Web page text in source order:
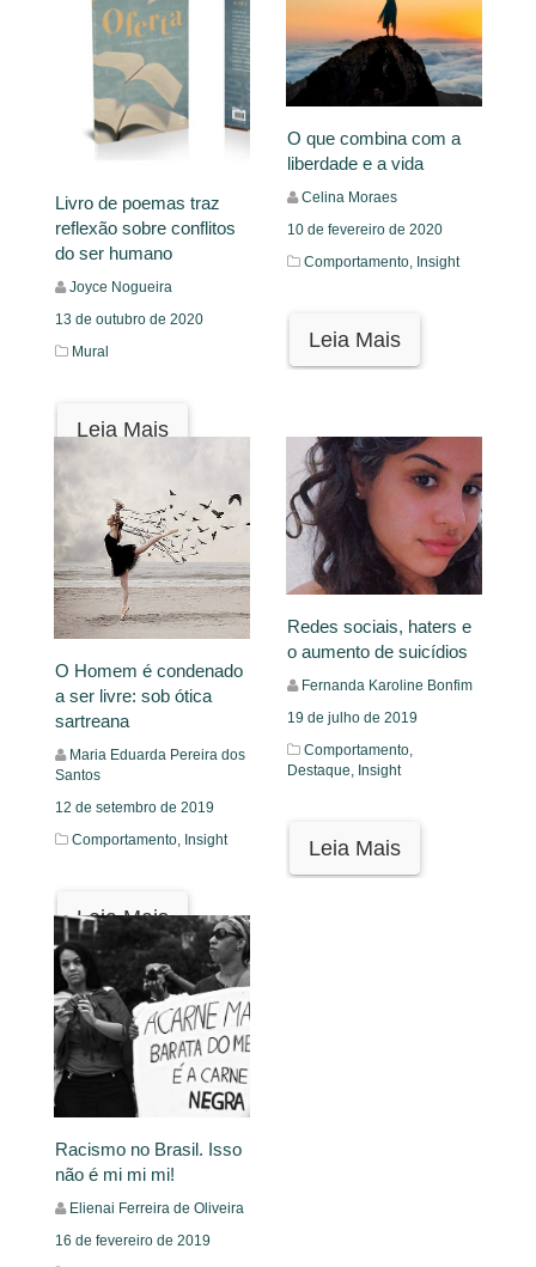
Livro de poemas traz
reflexão sobre conflitos
do ser humano
Joyce Nogueira
13 de outubro de 2020
Mural
Leia Mais
O que combina com a
liberdade e a vida
Celina Moraes
10 de fevereiro de 2020
Comportamento, Insight
Leia Mais
O Homem é condenado
a ser livre: sob ótica
sartreana
Maria Eduarda Pereira dos
Santos
12 de setembro de 2019
Comportamento, Insight
Leia Mais
Redes sociais, haters e
o aumento de suicídios
Fernanda Karoline Bonfim
19 de julho de 2019
Comportamento,
Destaque, Insight
Leia Mais
Racismo no Brasil. Isso
não é mi mi mi!
Elienai Ferreira de Oliveira
16 de fevereiro de 2019